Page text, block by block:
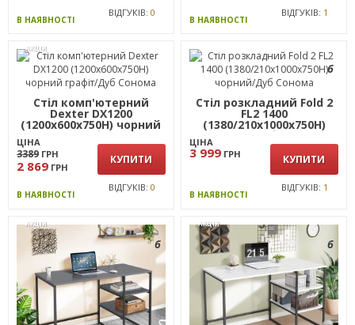
В НАЯВНОСТІ
ВІДГУКІВ: 0
В НАЯВНОСТІ
ВІДГУКІВ: 1
АКЦІЯ
Стіл комп'ютерний
Dexter DX1200
(1200х600х750Н) чорний
графіт/Дуб Сонома
ЦІНА
3389 ГРН
2 869 ГРН
КУПИТИ
В НАЯВНОСТІ
ВІДГУКІВ: 0
6
Стіл розкладний Fold 2
FL2 1400
(1380/210х1000х750Н)
чорний/Дуб Сонома
ЦІНА
3 999 ГРН КУПИТИ
В НАЯВНОСТІ
ВІДГУКІВ: 1
АКЦІЯ
6
АКЦІЯ
6